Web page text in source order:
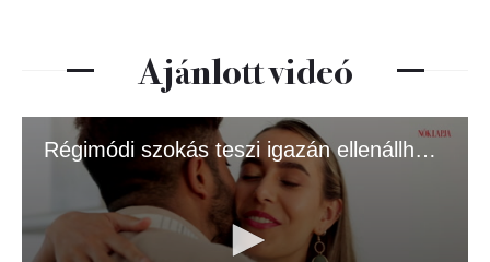
Ajánlott videó
Régimódi szokás teszi igazán ellenállhatatlanná a férfiakat